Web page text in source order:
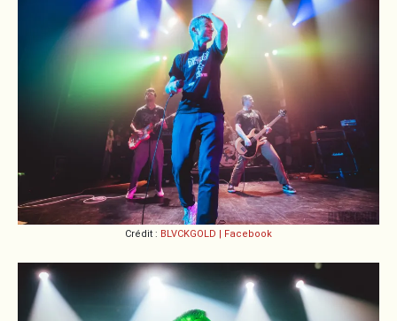
Crédit : BLVCKGOLD | Facebook